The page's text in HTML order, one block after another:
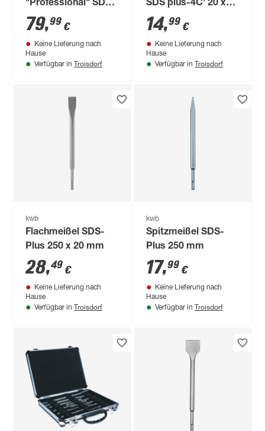
"Professional" SDS
max 300 x 50 mm
79,99 €
Keine Lieferung nach
Hause
Verfügbar in Troisdorf
SDS plus-4C' 20 x
250 mm
14,99 €
Keine Lieferung nach
Hause
Verfügbar in Troisdorf
kwb
Flachmeißel SDS-
Plus 250 x 20 mm
28,49 €
Keine Lieferung nach
Hause
Verfügbar in Troisdorf
kwb
Spitzmeißel SDS-
Plus 250 mm
17,99 €
Keine Lieferung nach
Hause
Verfügbar in Troisdorf